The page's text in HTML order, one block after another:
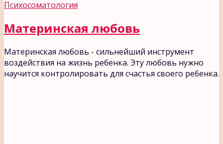
Психосоматология
Материнская любовь
Материнская любовь - сильнейший инструмент
воздействия на жизнь ребенка. Эту любовь нужно
научится контролировать для счастья своего ребенка.